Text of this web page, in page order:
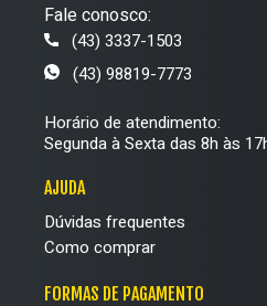
Fale conosco:
(43) 3337-1503
(43) 98819-7773
Horário de atendimento:
Segunda à Sexta das 8h às
AJUDA
Dúvidas frequentes
Como comprar
FORMAS DE PAGAMENTO